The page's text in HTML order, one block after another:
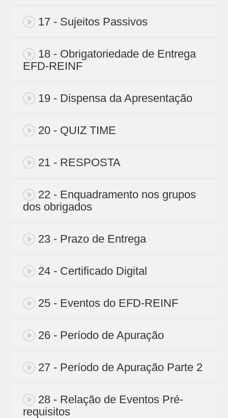
17 - Sujeitos Passivos
18 - Obrigatoriedade de Entrega
EFD-REINF
19 - Dispensa da Apresentação
20 - QUIZ TIME
21 - RESPOSTA
22 - Enquadramento nos grupos
dos obrigados
23 - Prazo de Entrega
24 - Certificado Digital
25 - Eventos do EFD-REINF
26 - Período de Apuração
27 - Período de Apuração Parte 2
28 - Relação de Eventos Pré-
requisitos